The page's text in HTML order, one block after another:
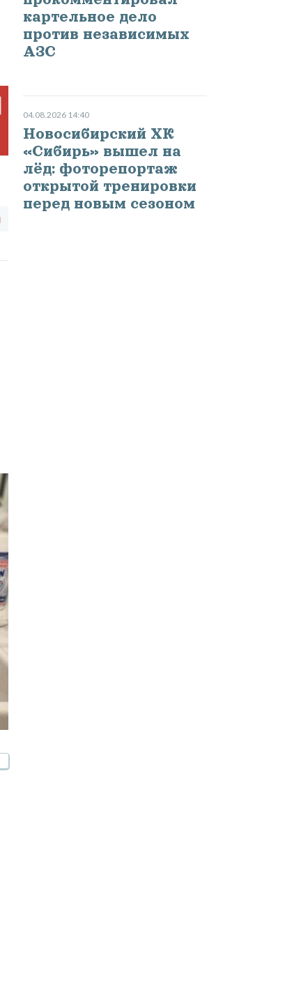
картельное дело
против независимых
АЗС
04.08.2026 14:40
Новосибирский ХК
«Сибирь» вышел на
лёд: фоторепортаж
открытой тренировки
перед новым сезоном